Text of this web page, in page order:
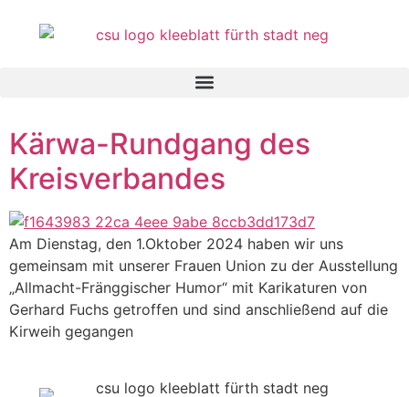
springen
Kärwa-Rundgang des
Kreisverbandes
Am Dienstag, den 1.Oktober 2024 haben wir uns
gemeinsam mit unserer Frauen Union zu der Ausstellung
„Allmacht-Fränggischer Humor“ mit Karikaturen von
Gerhard Fuchs getroffen und sind anschließend auf die
Kirweih gegangen